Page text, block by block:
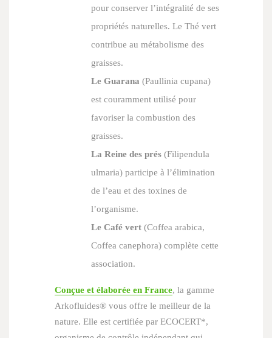
pour conserver l’intégralité de ses
propriétés naturelles. Le Thé vert
contribue au métabolisme des
graisses.
Le Guarana (Paullinia cupana)
est couramment utilisé pour
favoriser la combustion des
graisses.
La Reine des prés (Filipendula
ulmaria) participe à l’élimination
de l’eau et des toxines de
l’organisme.
Le Café vert (Coffea arabica,
Coffea canephora) complète cette
association.
Conçue et élaborée en France, la gamme
Arkofluides® vous offre le meilleur de la
nature. Elle est certifiée par ECOCERT*,